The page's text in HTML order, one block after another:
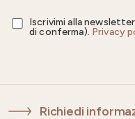
Iscrivimi alla
di conferma). Privacy
Richiedi